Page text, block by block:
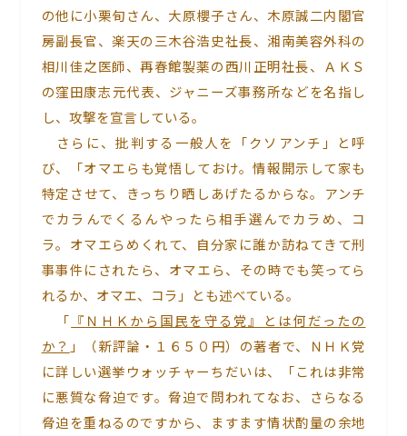
の他に小栗旬さん、大原櫻子さん、木原誠二内閣官
房副長官、楽天の三木谷浩史社長、湘南美容外科の
相川佳之医師、再春館製薬の西川正明社長、ＡＫＳ
の窪田康志元代表、ジャニーズ事務所などを名指し
し、攻撃を宣言している。
さらに、批判する一般人を「クソアンチ」と呼
び、「オマエらも覚悟しておけ。情報開示して家も
特定させて、きっちり晒しあげたるからな。アンチ
でカラんでくるんやったら相手選んでカラめ、コ
ラ。オマエらめくれて、自分家に誰か訪ねてきて刑
事事件にされたら、オマエら、その時でも笑ってら
れるか、オマエ、コラ」とも述べている。
「 『ＮＨＫから国民を守る党』とは何だったの
か？ 」（新評論・１６５０円）の著者で、ＮＨＫ党
に詳しい選挙ウォッチャーちだいは、「これは非常
に悪質な脅迫です。脅迫で問われてなお、さらなる
脅迫を重ねるのですから、ますます情状酌量の余地